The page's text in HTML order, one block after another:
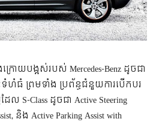
រោយ​បង្អស់​របស់ Mercedes-Benz ដូចជា
ទំហំ​ធំ ព្រមទាំង ប្រព័ន្ធ​ជំនួយ​ការបើកបរ​
S-Class ដូចជា Active Steering
និង Active Parking Assist with